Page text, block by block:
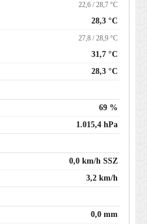
22,6 / 28,7 °C
28,3 °C
27,8 / 28,9 °C
31,7 °C
28,3 °C
69 %
1.015,4 hPa
0,0 km/h SSZ
3,2 km/h
0,0 mm